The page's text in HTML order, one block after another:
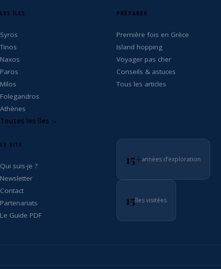
LES ÎLES
Syros
Tinos
Naxos
Paros
Milos
Folegandros
Athènes
Toutes les îles →
PRÉPARER
Première fois en Grèce
Island hopping
Voyager pas cher
Conseils & astuces
Tous les articles
LE SITE
Qui suis-je ?
Newsletter
Contact
Partenariats
Le Guide PDF
15+années d’exploration
15îles visitées